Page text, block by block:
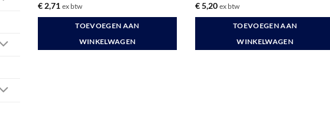
€2,71 ex btw
TOEVOEGEN AAN
WINKELWAGEN
€5,20 ex btw
TOEVOEGEN AAN
WINKELWAGEN